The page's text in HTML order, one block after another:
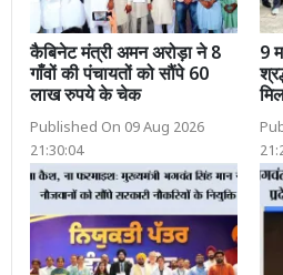
कैबिनेट मंत्री अमन अरोड़ा ने 8
गाँवों की पंचायतों को सौंपे 60
लाख रुपये के चेक
Published On 09 Aug 2026
21:30:04
9